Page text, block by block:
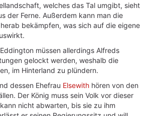
welches das Tal umgibt, sieht
der Ferne. Außerdem kann man die
bekämpfen, was sich auf die eigene
müssen allerdings Alfreds
gelockt werden, weshalb die
im Hinterland zu plündern.
dessen Ehefrau Elsewith hören von den
Der König muss sein Volk vor dieser
nicht abwarten, bis sie zu ihm